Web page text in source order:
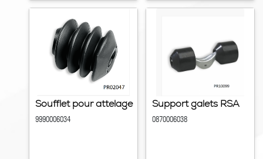
Soufflet pour attelage
9990006034
Support galets RSA
0870006038